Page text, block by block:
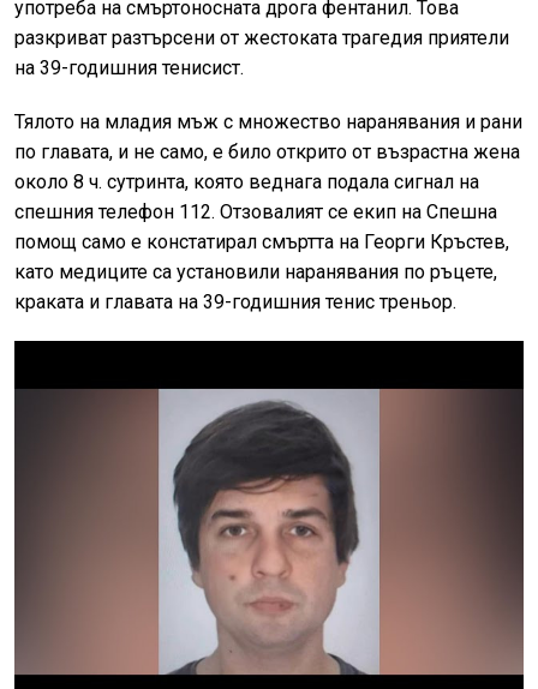
употреба на смъртоносната дрога фентанил. Това
разкриват разтърсени от жестоката трагедия приятели
на 39-годишния тенисист.
Тялото на младия мъж с множество наранявания и рани
по главата, и не само, е било открито от възрастна жена
около 8 ч. сутринта, която веднага подала сигнал на
спешния телефон 112. Отзовалият се екип на Спешна
помощ само е констатирал смъртта на Георги Кръстев,
като медиците са установили наранявания по ръцете,
краката и главата на 39-годишния тенис треньор.